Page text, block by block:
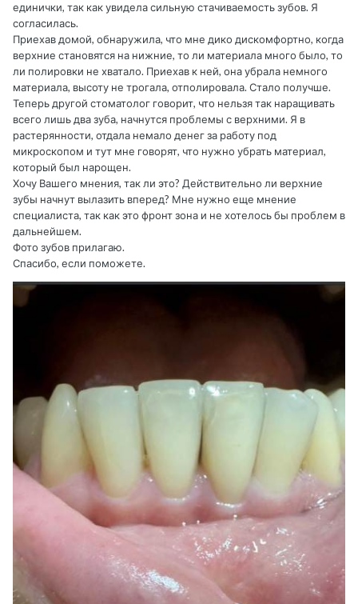
единички, так как увидела сильную стачиваемость зубов. Я
согласилась.
Приехав домой, обнаружила, что мне дико дискомфортно, когда
верхние становятся на нижние, то ли материала много было, то
ли полировки не хватало. Приехав к ней, она убрала немного
материала, высоту не трогала, отполировала. Стало получше.
Теперь другой стоматолог говорит, что нельзя так наращивать
всего лишь два зуба, начнутся проблемы с верхними. Я в
растерянности, отдала немало денег за работу под
микроскопом и тут мне говорят, что нужно убрать материал,
который был нарощен.
Хочу Вашего мнения, так ли это? Действительно ли верхние
зубы начнут вылазить вперед? Мне нужно еще мнение
специалиста, так как это фронт зона и не хотелось бы проблем в
дальнейшем.
Фото зубов прилагаю.
Спасибо, если поможете.